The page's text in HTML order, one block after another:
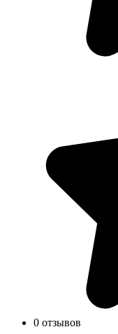
0 отзывов